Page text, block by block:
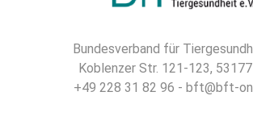
Bundesverband für
Koblenzer Str. 121-123,
+49 228 31 82 96 - bft@bft-